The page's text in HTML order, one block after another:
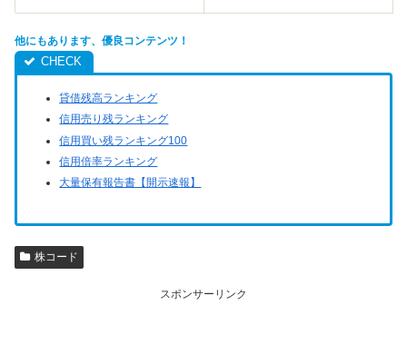
他にもあります、優良コンテンツ！
貸借残高ランキング
信用売り残ランキング
信用買い残ランキング100
信用倍率ランキング
大量保有報告書【開示速報】
株コード
スポンサーリンク